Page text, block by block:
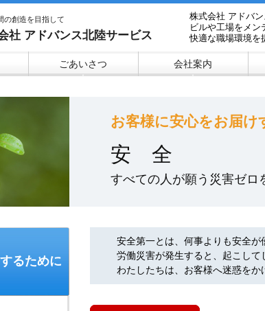
の創造を目指して
社 アドバンス北陸サービス
株式会社 アドバン
ビルや工場をメン
快適な職場環境を
ごあいさつ
▼
会社案内
▼
お客様に安心をお届け
安 全
すべての人が願う災害ゼロ
るために
安全第一とは、何事よりも安全が
労働災害が発生すると、起こし
わたしたちは、お客様へ迷惑を